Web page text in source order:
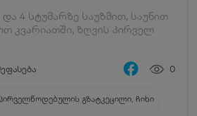
და 4 სტუმარზე საუზმით, საუნით
კვარიათში, ზღვის პირველ
0
გზატკეცილი, ჩიხი